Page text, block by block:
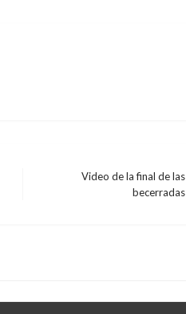
Video de la final de las
becerradas